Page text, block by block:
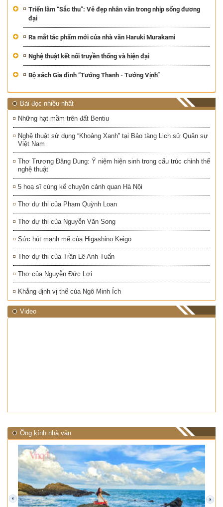
Triển lãm “Sắc thu”: Vẻ đẹp nhân văn trong nhịp sống đương
đại
Ra mắt tác phẩm mới của nhà văn Haruki Murakami
Nghệ thuật kết nối truyền thống và hiện đại
Bộ sách Gia đình “Tướng Thanh - Tướng Vịnh”
Bài đọc nhiều nhất
Những hạt mầm trên đất Bentiu
Nghệ thuật sử dụng “Khoảng Xanh” tại Bảo tàng Lịch sử Quân sự
Việt Nam
Thơ Trương Đăng Dung: Ý niệm hiện sinh trong cấu trúc chỉnh thể
nghệ thuật
5 hoạ sĩ cùng kể chuyện cảnh quan Hà Nội
Thơ dự thi của Phạm Quỳnh Loan
Thơ dự thi của Nguyễn Văn Song
Sức hút mạnh mẽ của Higashino Keigo
Thơ dự thi của Trần Lê Anh Tuấn
Thơ của Nguyễn Đức Lợi
Khẳng định vị thế của Ngô Minh Ích
Video
Ống kính nhà văn
prev next